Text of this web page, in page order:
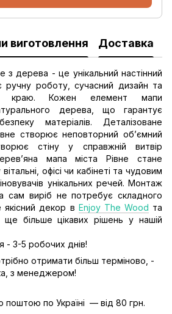
виготовлення Доставка
з дерева - це унікальний настінний
ручну роботу, сучасний дизайн та
краю. Кожен елемент мапи
дерева, що гарантує
матеріалів. Деталізоване
створює неповторний об’ємний
стіну у справжній витвір
мапа міста Рівне стане
офісі чи кабінеті та чудовим
унікальних речей. Монтаж
сам виріб не потребує складного
декор в Enjoy The Wood та
більше цікавих рішень у нашій
- 3-5 робочих днів!
отримати більш терміново, -
з менеджером!
поштою по Україні — від 80 грн.